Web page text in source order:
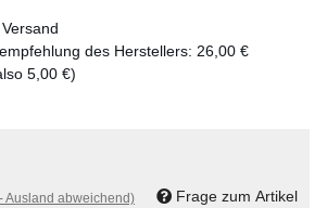
Versand
des Herstellers: 26,00 €
5,00 €)
Ausland abweichend) Frage zum Artikel